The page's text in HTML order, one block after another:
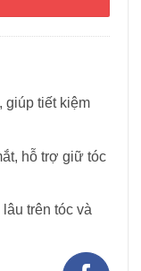
giúp tiết kiệm
hỗ trợ giữ tóc
trên tóc và